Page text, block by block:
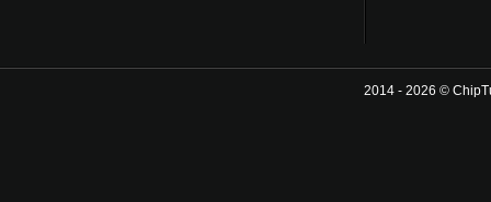
2014 - 2026 ©